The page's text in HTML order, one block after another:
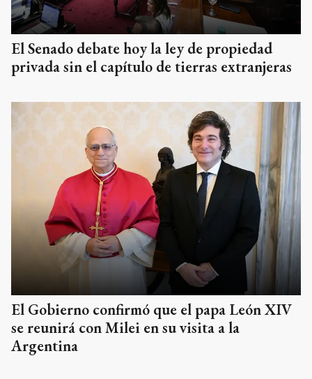
El Senado debate hoy la ley de propiedad
privada sin el capítulo de tierras extranjeras
El Gobierno confirmó que el papa León XIV
se reunirá con Milei en su visita a la
Argentina